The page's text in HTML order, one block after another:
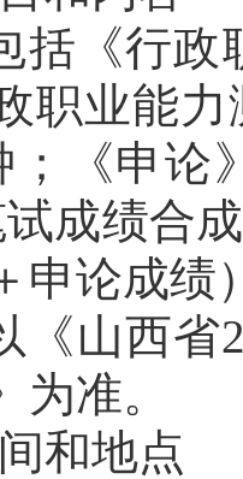
括《行政
职业能
；《申论
成绩合
申论成绩
《山西省
为准。
和地点